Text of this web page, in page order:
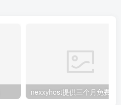
nexxyhost提供三个月免费主